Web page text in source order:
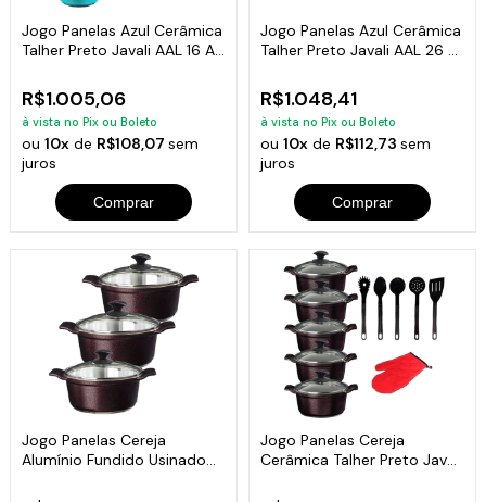
Jogo Panelas Azul Cerâmica
Talher Preto Javali AAL 16 A
R$1.005,06
à vista no Pix ou Boleto
ou10x de R$108,07sem
juros
Comprar
Jogo Panelas Azul Cerâmica
Talher Preto Javali AAL 26 A
R$1.048,41
à vista no Pix ou Boleto
ou 10xde R$112,73 sem
juros
Comprar
Jogo Panelas Cereja
Alumínio Fundido Usinado
Jogo Panelas Cereja
Cerâmica Talher Preto Javali